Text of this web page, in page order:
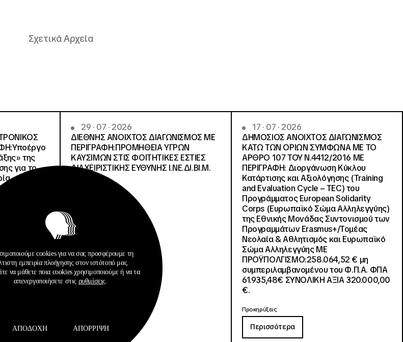
Σχετικά Αρχεία
της
για το
ΟΠΣ
29 · 07 · 2026
ΔΙΕΘΝΗΣ ΑΝΟΙΧΤΟΣ ΔΙΑΓΩΝΙΣΜΟΣ ΜΕ
ΠΕΡΙΓΡΑΦΗ:ΠΡΟΜΗΘΕΙΑ ΥΓΡΩΝ
ΚΑΥΣΙΜΩΝ ΣΤΙΣ ΦΟΙΤΗΤΙΚΕΣ ΕΣΤΙΕΣ
ΔΙΑΧΕΙΡΙΣΤΙΚΗΣ ΕΥΘΥΝΗΣ Ι.ΝΕ.ΔΙ.ΒΙ.Μ.
Περισσότερα
17 · 07 · 2026
ΔΗΜΟΣΙΟΣ ΑΝΟΙΧΤΟΣ ΔΙΑΓΩΝΙΣΜΟΣ
ΚΑΤΩ ΤΩΝ ΟΡΙΩΝ ΣΥΜΦΩΝΑ ΜΕ ΤΟ
ΑΡΘΡΟ 107 ΤΟΥ Ν.4412/2016 ΜΕ
ΠΕΡΙΓΡΑΦΗ: Διοργάνωση Κύκλου
Κατάρτισης και Αξιολόγησης (Training
and Evaluation Cycle – TEC) του
Προγράμματος European Solidarity
Corps (Ευρωπαϊκό Σώμα Αλληλεγγύης)
της Εθνικής Μονάδας Συντονισμού των
Προγραμμάτων Erasmus+/Τομέας
Νεολαία & Αθλητισμός και Ευρωπαϊκό
Σώμα Αλληλεγγύης ΜΕ
ΠΡΟΫΠΟΛΓΙΣΜΟ:258.064,52 € μη
συμπεριλαμβανομένου του Φ.Π.Α. ΦΠΑ
61.935,48€ ΣΥΝΟΛΙΚΗ ΑΞΙΑ 320.000,00
€.
Προκηρύξεις
Περισσότερα
cookies για να σας προσφέρουμε τη
εμπειρία πλοήγησης στον ιστότοπό μας.
να μάθετε ποια cookies χρησιμοποιούμε ή να τα
απενεργοποιήσετε στις ρυθμίσεις
ΑΠΟΔΟΧΉ ΑΠΌΡΡΙΨΗ